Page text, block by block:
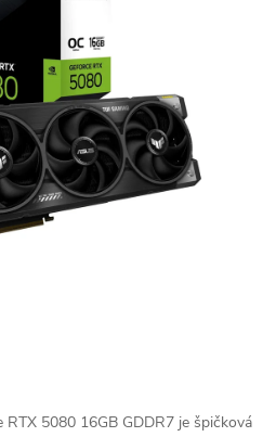
RTX 5080 16GB GDDR7 je špičková